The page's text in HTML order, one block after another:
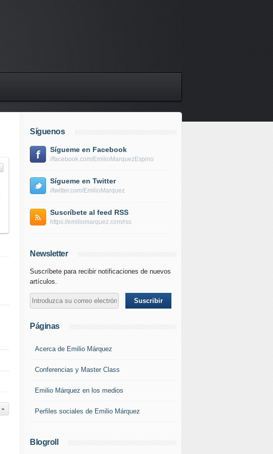
Síguenos
Sígueme en Facebook
//facebook.com/EmilioMarquezEspino
Sígueme en Twitter
//twitter.com/EmilioMarquez
Suscríbete al feed RSS
https://emiliomarquez.com/rss
Newsletter
Suscríbete para recibir notificaciones de nuevos
artículos.
Páginas
Acerca de Emilio Márquez
Conferencias y Master Class
Emilio Márquez en los medios
Perfiles sociales de Emilio Márquez
Blogroll